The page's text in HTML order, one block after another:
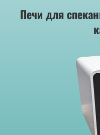
Печи для